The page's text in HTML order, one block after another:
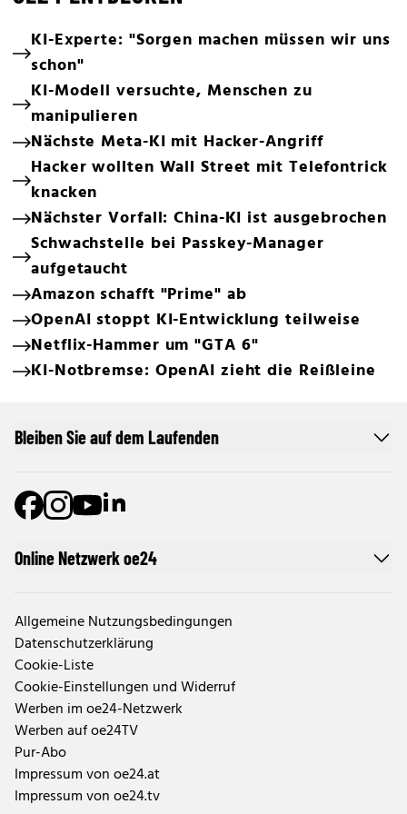
KI-Experte: "Sorgen machen müssen wir uns
schon"
KI-Modell versuchte, Menschen zu
manipulieren
Nächste Meta-KI mit Hacker-Angriff
Hacker wollten Wall Street mit Telefontrick
knacken
Nächster Vorfall: China-KI ist ausgebrochen
Schwachstelle bei Passkey-Manager
aufgetaucht
Amazon schafft "Prime" ab
OpenAI stoppt KI-Entwicklung teilweise
Netflix-Hammer um "GTA 6"
KI-Notbremse: OpenAI zieht die Reißleine
Online Netzwerk oe24
Allgemeine Nutzungsbedingungen
Datenschutzerklärung
Cookie-Liste
Cookie-Einstellungen und Widerruf
Werben im oe24-Netzwerk
Werben auf oe24TV
Pur-Abo
Impressum von oe24.at
Impressum von oe24.tv
Bleiben Sie auf dem Laufenden